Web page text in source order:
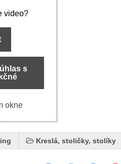
video?
s
okne
Kreslá, stoličky, stolíky